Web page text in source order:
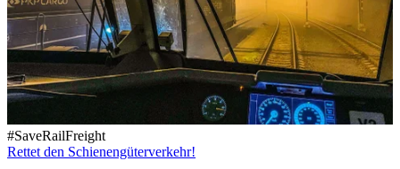
#SaveRailFreight
Rettet den Schienengüterverkehr!